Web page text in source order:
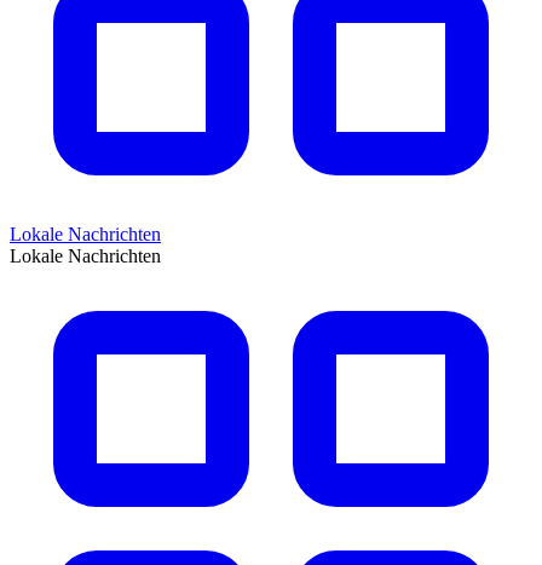
Lokale Nachrichten
Lokale Nachrichten